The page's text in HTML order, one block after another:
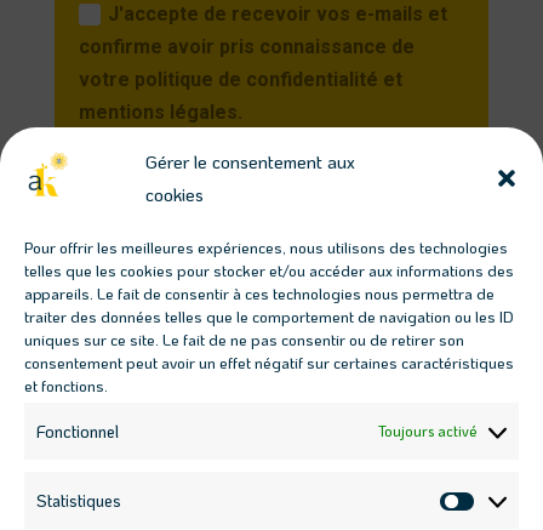
Gérer le consentement aux
cookies
Pour offrir les meilleures expériences, nous utilisons des technologies
telles que les cookies pour stocker et/ou accéder aux informations des
appareils. Le fait de consentir à ces technologies nous permettra de
traiter des données telles que le comportement de navigation ou les ID
uniques sur ce site. Le fait de ne pas consentir ou de retirer son
consentement peut avoir un effet négatif sur certaines caractéristiques
et fonctions.
Fonctionnel Toujours activé
Statistiques
J'accepte de recevoir vos e-mails et
confirme avoir pris connaissance de
votre politique de confidentialité et
mentions légales.
cliquant sur le lien présent dans nos emails.
Télécharger les guides
gratuits
Fabriquer sa jardinière autonome - Partie 1